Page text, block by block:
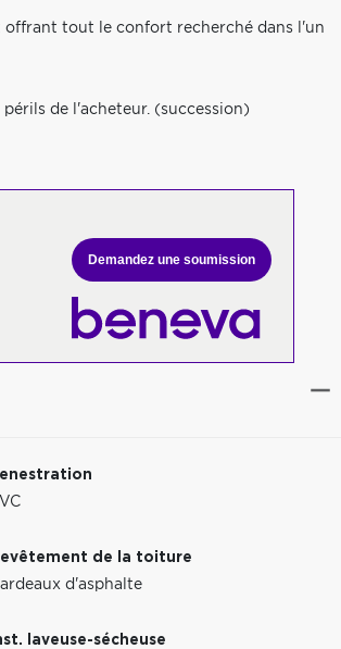
offrant tout le confort recherché dans l'un
de l'acheteur. (succession)
Demandez une soumission
de la toiture
d'asphalte
laveuse-sécheuse